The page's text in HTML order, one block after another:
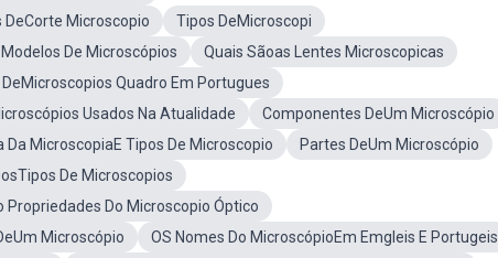
DeCorte Microscopio
Tipos DeMicroscopi
De Microscópios
Quais Sãoas Lentes Microscopicas
Quadro Em Portugues
Usados Na Atualidade
Componentes DeUm Microscópio
Da MicroscopiaE Tipos De Microscopio
Partes DeUm Microscópio
De Microscopios
Propriedades Do Microscopio Óptico
Microscópio
OS Nomes Do MicroscópioEm Emgleis E Portugeis